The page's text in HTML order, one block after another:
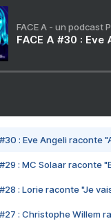
FACE A - un podcast
FACE A #30 :
#30 : Eve Angeli raconte
#29 : MC Solaar raconte
#28 : Lorie raconte "Je
#27 : Christophe Willem